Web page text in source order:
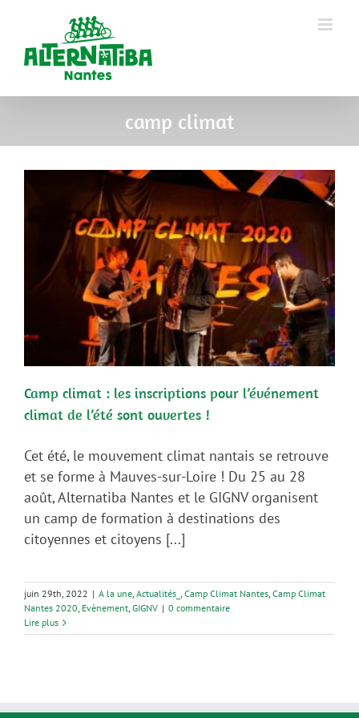
camp climat
Camp climat : les inscriptions pour l’événement
climat de l’été sont ouvertes !
Cet été, le mouvement climat nantais se retrouve
et se forme à Mauves-sur-Loire ! Du 25 au 28
août, Alternatiba Nantes et le GIGNV organisent
un camp de formation à destinations des
citoyennes et citoyens [...]
juin 29th, 2022 | A la une Actualités_ Camp Climat Nantes Camp Climat
Nantes 2020 Evènement GIGNV | 0 commentaire
Lire plus